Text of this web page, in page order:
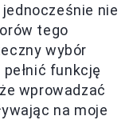
nie
tego
wybór
funkcję
wprowadzać
na moje